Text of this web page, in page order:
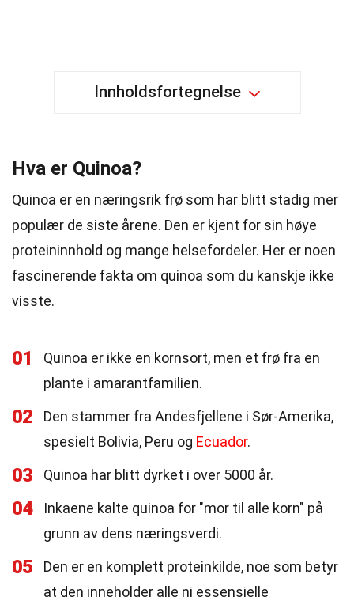
Innholdsfortegnelse
Hva er Quinoa?
Quinoa er en næringsrik frø som har blitt stadig mer
populær de siste årene. Den er kjent for sin høye
proteininnhold og mange helsefordeler. Her er noen
fascinerende fakta om quinoa som du kanskje ikke
visste.
01
Quinoa er ikke en kornsort, men et frø fra en
plante i amarantfamilien.
02
Den stammer fra Andesfjellene i Sør-Amerika,
spesielt Bolivia, Peru og Ecuador.
03 Quinoa har blitt dyrket i over 5000 år.
04
Inkaene kalte quinoa for "mor til alle korn" på
grunn av dens næringsverdi.
05
Den er en komplett proteinkilde, noe som betyr
at den inneholder alle ni essensielle